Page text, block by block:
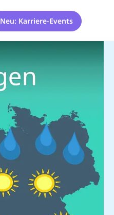
Neu: Karriere-Events